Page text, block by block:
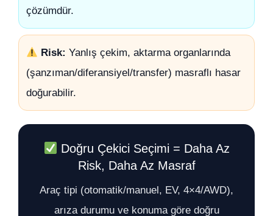
çözümdür.
Risk: Yanlış çekim, aktarma organlarında
(şanzıman/diferansiyel/transfer) masraflı hasar
doğurabilir.
Doğru Çekici Seçimi = Daha Az
Risk, Daha Az Masraf
Araç tipi (otomatik/manuel, EV, 4×4/AWD),
arıza durumu ve konuma göre doğru